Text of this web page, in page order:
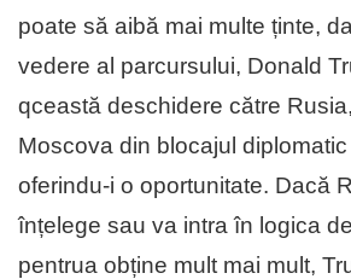
poate să aibă mai multe ținte,
vedere al parcursului, Donald
qceastă deschidere către
Moscova din blocajul
oferindu-i o oportunitate. Dacă
înțelege sau va intra în logica
pentrua obține mult mai mult,